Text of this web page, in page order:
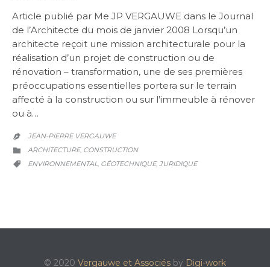
Article publié par Me JP VERGAUWE dans le Journal
de l’Architecte du mois de janvier 2008 Lorsqu’un
architecte reçoit une mission architecturale pour la
réalisation d’un projet de construction ou de
rénovation – transformation, une de ses premières
préoccupations essentielles portera sur le terrain
affecté à la construction ou sur l’immeuble à rénover
ou à…
 JEAN-PIERRE VERGAUWE
 CATEGORY
ARCHITECTURE, CONSTRUCTION
 CATEGORY
ENVIRONNEMENTAL, GÉOTECHNIQUE, JURIDIQUE
© 2020 Vergauwe et Associés by Digi-work